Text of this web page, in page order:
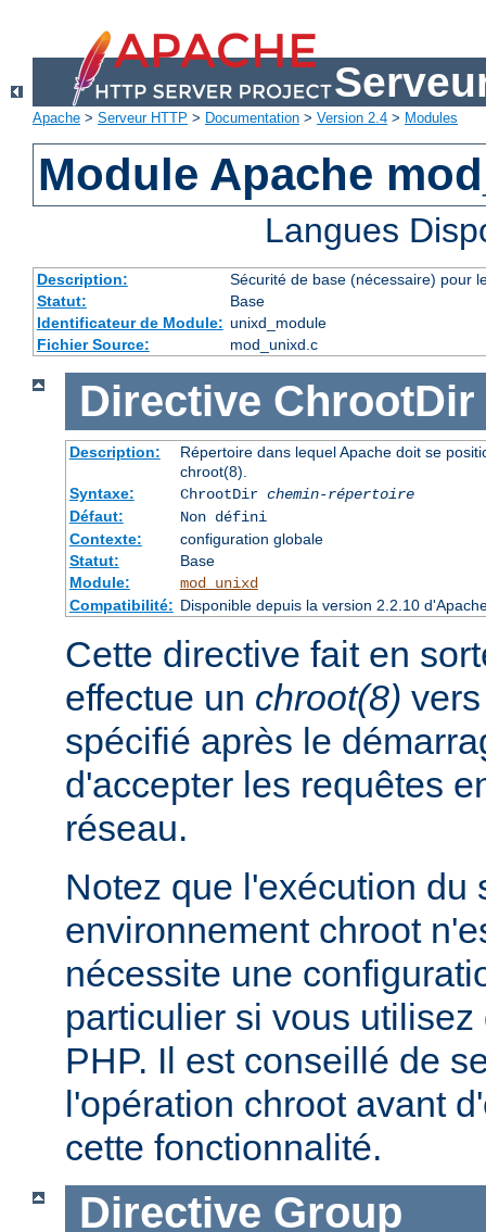
Apache > Serveur HTTP > Documentation > Version 2.4 > Modules
Module Apache
Langues
Description:
Sécurité de base (nécessaire) pour
Statut:
Base
Identificateur de Module: unixd_module
Fichier Source:
mod_unixd.c
Directive ChrootDir
Description:
Répertoire dans lequel Apache doit se
chroot(8).
Syntaxe:
ChrootDir chemin-répertoire
Défaut:
Non défini
Contexte:
configuration globale
Statut:
Base
Module:
mod_unixd
Compatibilité: Disponible depuis la version 2.2.10
Cette directive fait en
effectue un chroot(8)
spécifié après le
d'accepter les requêtes
réseau.
Notez que l'exécution du
environnement chroot
nécessite une
particulier si vous
PHP. Il est conseillé de
l'opération chroot avant
cette fonctionnalité.
Directive Group